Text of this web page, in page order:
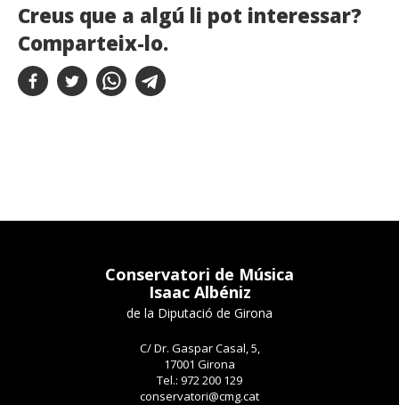
Creus que a algú li pot interessar?
Comparteix-lo.
Conservatori de Música
Isaac Albéniz
de la Diputació de Girona
C/ Dr. Gaspar Casal, 5,
17001 Girona
Tel.: 972 200 129
conservatori@cmg.cat